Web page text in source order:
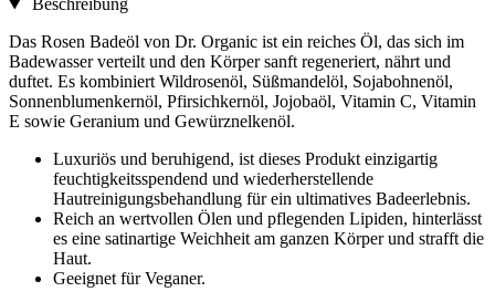
Beschreibung
Das Rosen Badeöl von Dr. Organic ist ein reiches Öl, das sich im
Badewasser verteilt und den Körper sanft regeneriert, nährt und
duftet. Es kombiniert Wildrosenöl, Süßmandelöl, Sojabohnenöl,
Sonnenblumenkernöl, Pfirsichkernöl, Jojobaöl, Vitamin C, Vitamin
E sowie Geranium und Gewürznelkenöl.
Luxuriös und beruhigend, ist dieses Produkt einzigartig
feuchtigkeitsspendend und wiederherstellende
Hautreinigungsbehandlung für ein ultimatives Badeerlebnis.
Reich an wertvollen Ölen und pflegenden Lipiden, hinterlässt
es eine satinartige Weichheit am ganzen Körper und strafft die
Haut.
Geeignet für Veganer.